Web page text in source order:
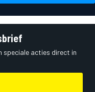
speciale acties direct in